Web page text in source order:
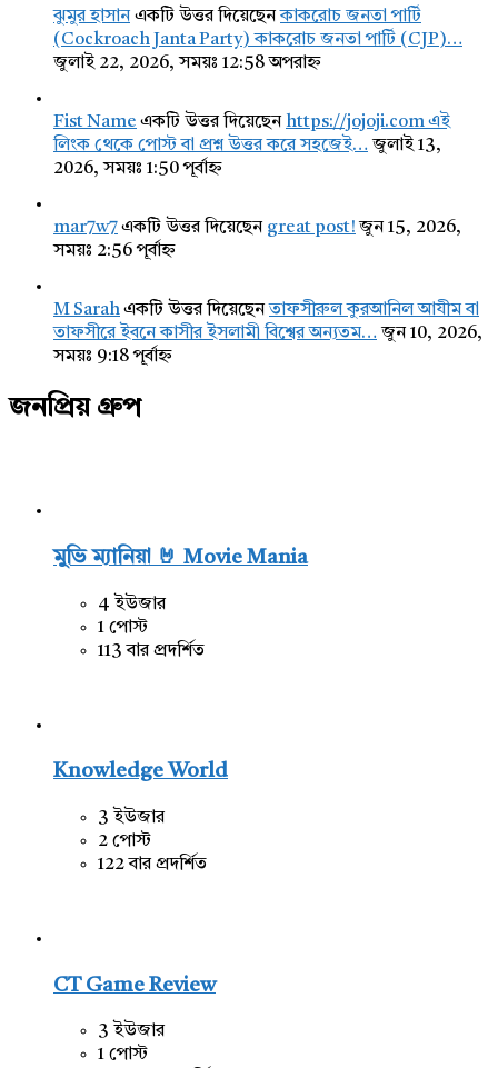
ঝুমুর হাসানএকটি উত্তর দিয়েছেনকাকরোচ জনতা পার্টি
(Cockroach Janta Party) কাকরোচ জনতা পার্টি (CJP)…
জুলাই 22, 2026, সময়ঃ 12:58 অপরাহ্ন
Fist Name একটি উত্তর দিয়েছেন https://jojoji.com এই
লিংক থেকে পোস্ট বা প্রশ্ন উত্তর করে সহজেই… জুলাই 13,
2026, সময়ঃ 1:50 পূর্বাহ্ন
mar7w7একটি উত্তর দিয়েছেন great post! জুন 15, 2026,
সময়ঃ 2:56 পূর্বাহ্ন
M Sarahএকটি উত্তর দিয়েছেনতাফসীরুল কুরআনিল আযীম বা
তাফসীরে ইবনে কাসীর ইসলামী বিশ্বের অন্যতম… জুন 10, 2026,
সময়ঃ 9:18 পূর্বাহ্ন
জনপ্রিয় গ্রুপ
মুভি ম্যানিয়া 🤘 Movie Mania
4 ইউজার
1 পোস্ট
113 বার প্রদর্শিত
Knowledge World
3 ইউজার
2 পোস্ট
122 বার প্রদর্শিত
CT Game Review
3 ইউজার
1 পোস্ট